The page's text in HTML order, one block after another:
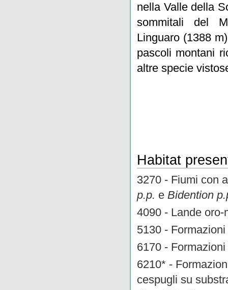
nella Valle della
sommitali del
Linguaro (1388
pascoli montani
altre specie
Habitat
3270 - Fiumi con
p.p. e Bidention
4090 - Lande
5130 -
6170 -
6210* -
cespugli su